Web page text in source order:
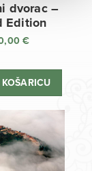
dvorac –
Edition
€